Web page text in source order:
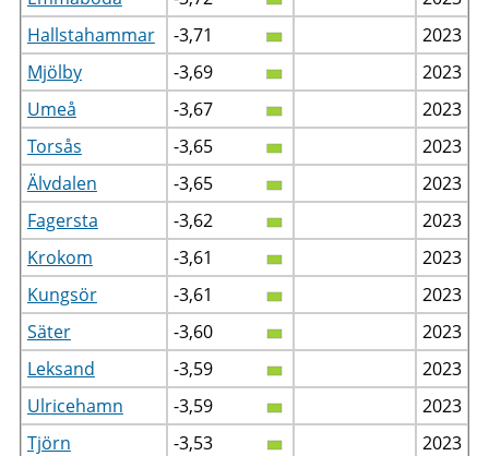
Hallstahammar
-3,71
2023
Mjölby
-3,69
2023
Umeå
-3,67
2023
Torsås
-3,65
2023
Älvdalen
-3,65
2023
Fagersta
-3,62
2023
Krokom
-3,61
2023
Kungsör
-3,61
2023
Säter
-3,60
2023
Leksand
-3,59
2023
Ulricehamn
-3,59
2023
Tjörn
-3,53
2023